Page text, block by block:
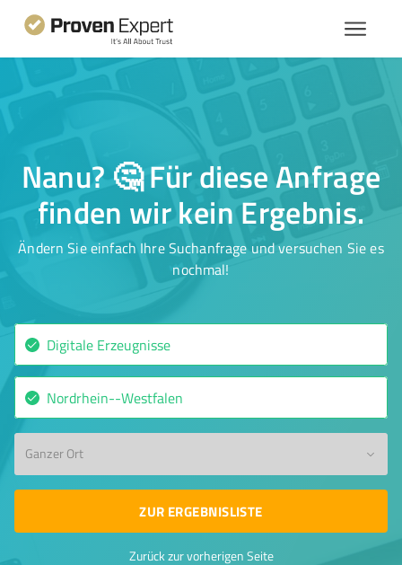
Nanu? 🤔 Für diese Anfrage
finden wir kein Ergebnis.
Ändern Sie einfach Ihre Suchanfrage und versuchen Sie es
nochmal!
Ganzer Ort
ZUR ERGEBNISLISTE
Zurück zur vorherigen Seite